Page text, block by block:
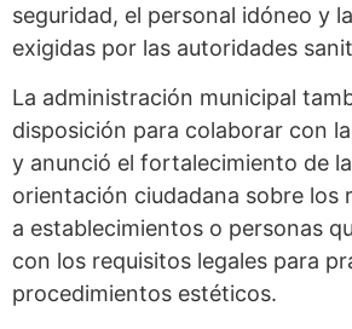
seguridad, el personal idóneo y
exigidas por las autoridades
La administración municipal
disposición para colaborar con
y anunció el fortalecimiento de
orientación ciudadana sobre los
a establecimientos o personas
con los requisitos legales para
procedimientos estéticos.